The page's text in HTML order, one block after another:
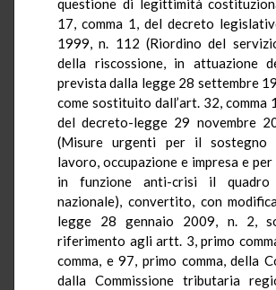
questione di legittimità
17, comma 1, del decreto
1999, n. 112 (Riordino del
della riscossione, in attuazione
prevista dalla legge 28 settembre
come sostituito dall’art. 32, comma
del decreto-legge 29 novembre
(Misure urgenti per il sostegno
lavoro, occupazione e impresa e
in funzione anti-crisi il quadro
nazionale), convertito, con
legge 28 gennaio 2009, n. 2,
riferimento agli artt. 3, primo
comma, e 97, primo comma, della
dalla Commissione tributaria